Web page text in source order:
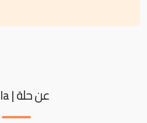
عن حلة | Holla